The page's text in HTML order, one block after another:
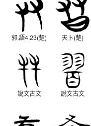
郭.語4.23(楚) 天卜(楚)
說文古文 說文古文